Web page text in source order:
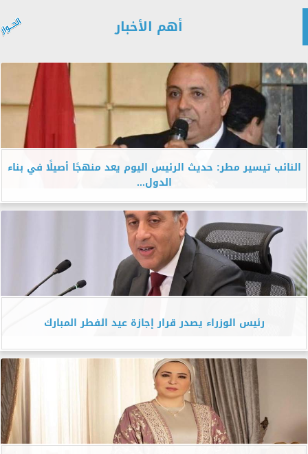
أهم الأخبار
النائب تيسير مطر: حديث الرئيس اليوم يعد منهجًا أصيلًا في بناء
الدول...
رئيس الوزراء يصدر قرار إجازة عيد الفطر المبارك